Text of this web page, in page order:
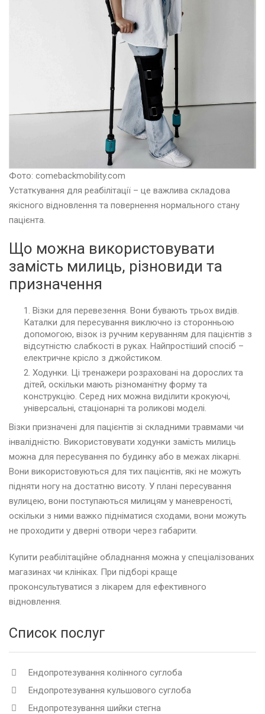
Фото: comebackmobility.com
Устаткування для реабілітації – це важлива складова
якісного відновлення та повернення нормального стану
пацієнта.
Що можна використовувати
замість милиць, різновиди та
призначення
Візки для перевезення. Вони бувають трьох видів.
Каталки для пересування виключно із сторонньою
допомогою, візок із ручним керуванням для пацієнтів з
відсутністю слабкості в руках. Найпростіший спосіб –
електричне крісло з джойстиком.
Ходунки. Ці тренажери розраховані на дорослих та
дітей, оскільки мають різноманітну форму та
конструкцію. Серед них можна виділити крокуючі,
універсальні, стаціонарні та роликові моделі.
Візки призначені для пацієнтів зі складними травмами чи
інвалідністю. Використовувати ходунки замість милиць
можна для пересування по будинку або в межах лікарні.
Вони використовуються для тих пацієнтів, які не можуть
підняти ногу на достатню висоту. У плані пересування
вулицею, вони поступаються милицям у маневреності,
оскільки з ними важко підніматися сходами, вони можуть
не проходити у дверні отвори через габарити.
Купити реабілітаційне обладнання можна у спеціалізованих
магазинах чи клініках. При підборі краще
проконсультуватися з лікарем для ефективного
відновлення.
Список послуг
Ендопротезування колінного суглоба
Ендопротезування кульшового суглоба
Ендопротезування шийки стегна